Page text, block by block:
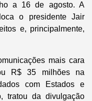
a 16 de agosto. A
o presidente Jair
e, principalmente,
mais cara
R$ 35 milhões na
com Estados e
tratou da divulgação